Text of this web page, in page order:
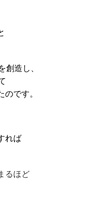
創造し、
です。
れば
るほど